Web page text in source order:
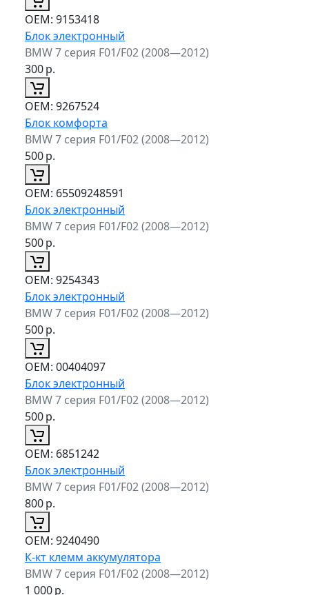
ОЕМ: 9153418
Блок электронный
BMW 7 серия F01/F02 (2008—2012)
300р.
ОЕМ: 9267524
Блок комфорта
BMW 7 серия F01/F02 (2008—2012)
500р.
ОЕМ: 65509248591
Блок электронный
BMW 7 серия F01/F02 (2008—2012)
500р.
ОЕМ: 9254343
Блок электронный
BMW 7 серия F01/F02 (2008—2012)
500р.
ОЕМ: 00404097
Блок электронный
BMW 7 серия F01/F02 (2008—2012)
500р.
ОЕМ: 6851242
Блок электронный
BMW 7 серия F01/F02 (2008—2012)
800р.
ОЕМ: 9240490
К-кт клемм аккумулятора
BMW 7 серия F01/F02 (2008—2012)
1 000р.